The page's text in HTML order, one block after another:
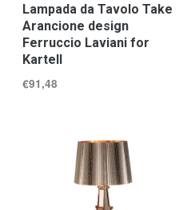
Lampada da Tavolo Take
Arancione design
Ferruccio Laviani for
Kartell
€91,48